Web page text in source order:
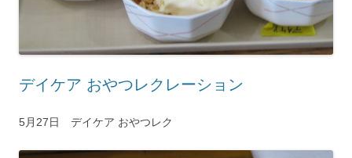
デイケア おやつレクレーション
5月27日 デイケア おやつレク